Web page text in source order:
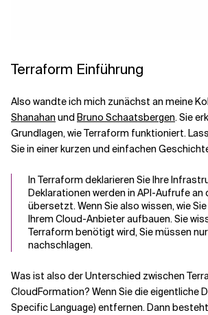
Terraform Einführung
Also wandte ich mich zunächst an meine
Shanahan und Bruno Schaatsbergen. Sie
Grundlagen, wie Terraform funktioniert.
Sie in einer kurzen und einfachen
In Terraform deklarieren Sie Ihre
Deklarationen werden in API-Aufrufe
übersetzt. Wenn Sie also wissen, wie
Ihrem Cloud-Anbieter aufbauen. Sie
Terraform benötigt wird, Sie müssen
nachschlagen.
Was ist also der Unterschied zwischen
CloudFormation? Wenn Sie die eigentliche
Specific Language) entfernen. Dann